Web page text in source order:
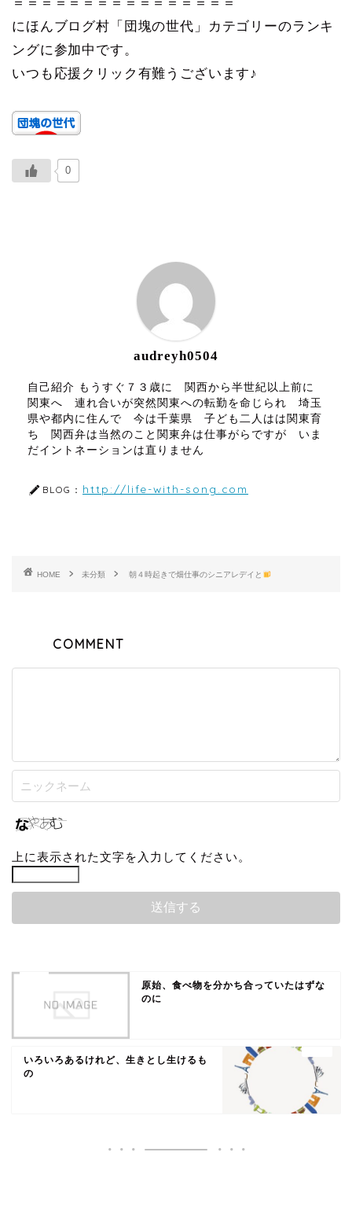
にほんブログ村「団塊の世代」カテゴリーのランキ
ングに参加中です。
いつも応援クリック有難うございます♪
0
audreyh0504
自己紹介 もうすぐ７３歳に 関西から半世紀以上前に
関東へ 連れ合いが突然関東への転勤を命じられ 埼玉
県や都内に住んで 今は千葉県 子ども二人はは関東育
ち 関西弁は当然のこと関東弁は仕事がらですが いま
だイントネーションは直りません
BLOG： http://life-with-song.com
HOME 未分類 朝４時起きで畑仕事のシニアレデイと
COMMENT
上に表示された文字を入力してください。
原始、食べ物を分かち合っていたはずな
のに
いろいろあるけれど、生きとし生けるも
の